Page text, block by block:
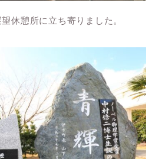
休憩所に立ち寄りました。